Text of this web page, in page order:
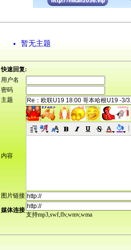
暂无主题
快速回复:
用户名
密码
主题
内容
图片链接
媒体连接
支持mp3,swf,flv,wmv,wma